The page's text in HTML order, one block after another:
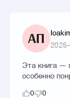
АП
Эта книга —
особенно
0 0